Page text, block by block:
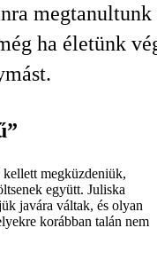
megtanultunk
ha életünk
megküzdeniük,
együtt. Juliska
javára váltak, és olyan
korábban talán nem